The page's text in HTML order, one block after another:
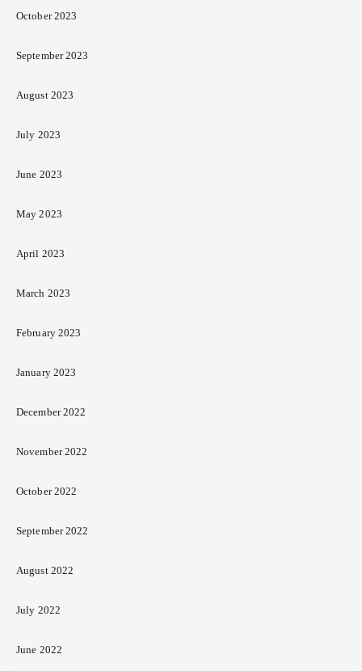
October 2023
September 2023
August 2023
July 2023
June 2023
May 2023
April 2023
March 2023
February 2023
January 2023
December 2022
November 2022
October 2022
September 2022
August 2022
July 2022
June 2022